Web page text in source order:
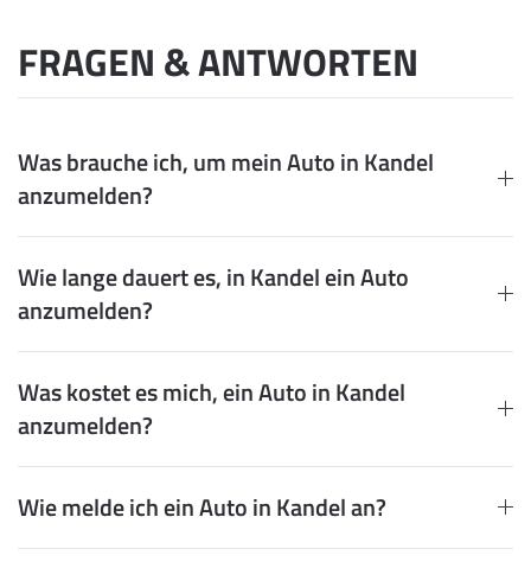
FRAGEN & ANTWORTEN
Was brauche ich, um mein Auto in Kandel
anzumelden?
Wie lange dauert es, in Kandel ein Auto
anzumelden?
Was kostet es mich, ein Auto in Kandel
anzumelden?
Wie melde ich ein Auto in Kandel an?